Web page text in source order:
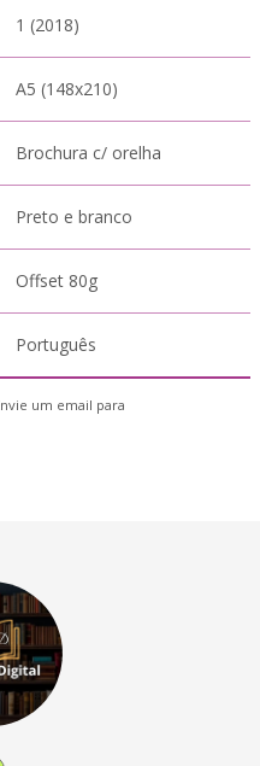
1 (2018)
A5 (148x210)
Brochura c/ orelha
Preto e branco
Offset 80g
Português
um email para